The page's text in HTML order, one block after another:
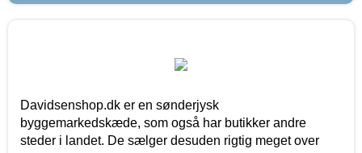
Davidsenshop.dk er en sønderjysk
byggemarkedskæde, som også har butikker andre
steder i landet. De sælger desuden rigtig meget over